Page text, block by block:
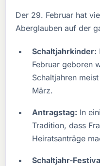
Der 29. Februar hat
Aberglauben auf der
Schaltjahrkinder:
Februar geboren
Schaltjahren
März.
Antragstag: In
Tradition, dass
Heiratsanträge
Schaltjahr-